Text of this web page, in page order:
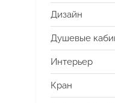
Дизайн
Душевые
Интерьер
Кран